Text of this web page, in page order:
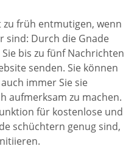
zu früh entmutigen, wenn
sind: Durch die Gnade
bis zu fünf Nachrichten
senden. Sie können
immer Sie sie
aufmerksam zu machen.
für kostenlose und
schüchtern genug sind,